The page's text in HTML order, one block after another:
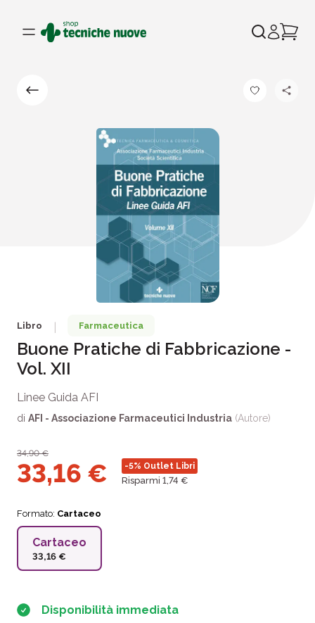
Libro Farmaceutica
Buone Pratiche di Fabbricazione -
Vol. XII
Linee Guida AFI
di AFI - Associazione Farmaceutici Industria (Autore)
34,90€
33,16 € -5% Outlet Libri
Risparmi 1,74 €
Formato: Cartaceo
Cartaceo
33,16 €
Disponibilità immediata